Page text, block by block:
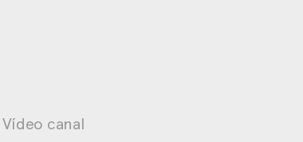
Vídeo canal